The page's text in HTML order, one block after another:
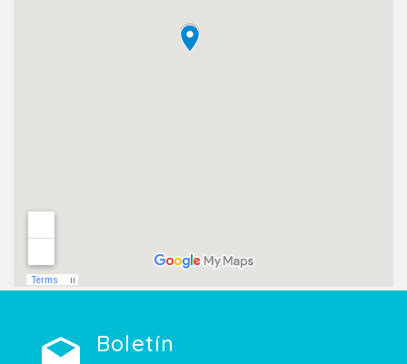
Boletín